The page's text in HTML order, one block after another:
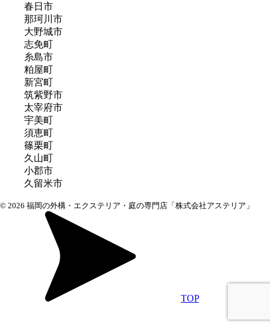
春日市
那珂川市
大野城市
志免町
糸島市
粕屋町
新宮町
筑紫野市
太宰府市
宇美町
須恵町
篠栗町
久山町
小郡市
久留米市
© 2026 福岡の外構・エクステリア・庭の専門店「株式会社アステリア」
TOP